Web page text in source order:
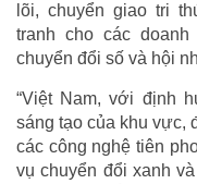
lõi, chuyển giao tri
tranh cho các
chuyển đổi số và hội
“Việt Nam, với định
sáng tạo của khu vực,
các công nghệ tiên
vụ chuyển đổi xanh